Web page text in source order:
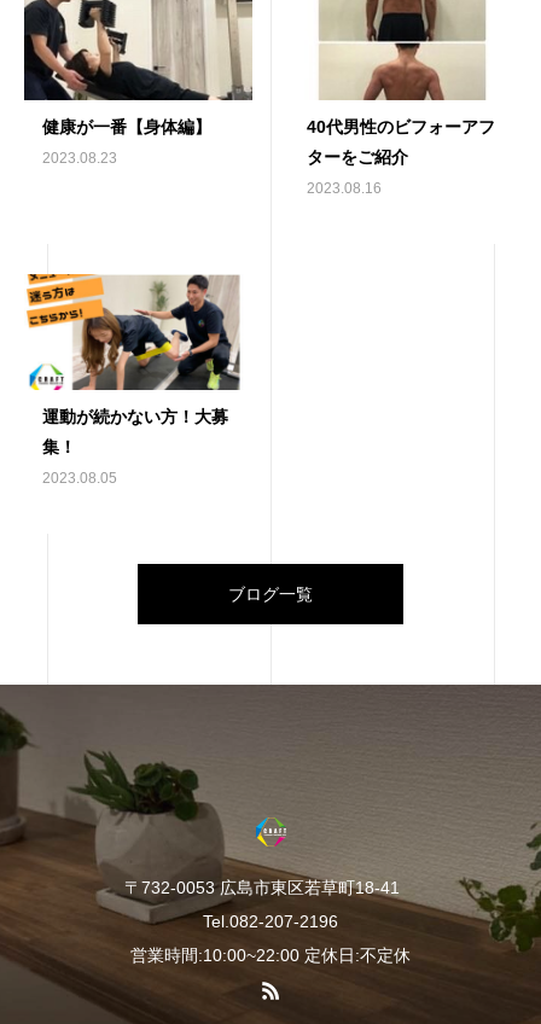
健康が一番【身体編】
2023.08.23
40代男性のビフォーアフ
ターをご紹介
2023.08.16
運動が続かない方！大募
集！
2023.08.05
ブログ一覧
〒732-0053 広島市東区若草町18-41
Tel.082-207-2196
営業時間:10:00~22:00 定休日:不定休